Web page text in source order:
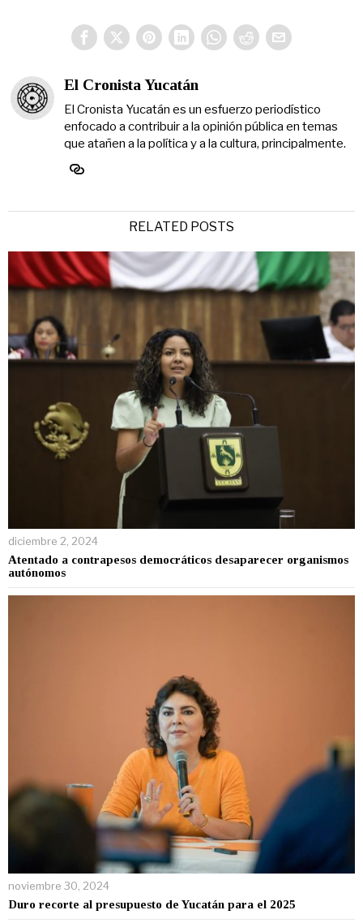
El Cronista Yucatán
El Cronista Yucatán es un esfuerzo periodístico
enfocado a contribuir a la opinión pública en temas
que atañen a la política y a la cultura, principalmente.
RELATED POSTS
diciembre 2, 2024
Atentado a contrapesos democráticos desaparecer organismos
autónomos
noviembre 30, 2024
Duro recorte al presupuesto de Yucatán para el 2025